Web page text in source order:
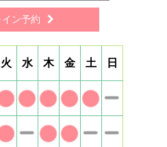
ン予約 
火 水 木 金 土 日